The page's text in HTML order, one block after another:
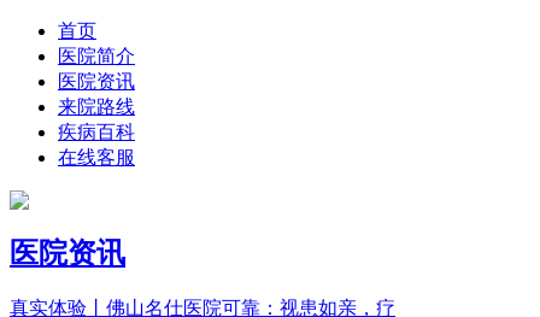
首页
医院简介
医院资讯
来院路线
疾病百科
在线客服
医院资讯
真实体验丨佛山名仕医院可靠：视患如亲，疗